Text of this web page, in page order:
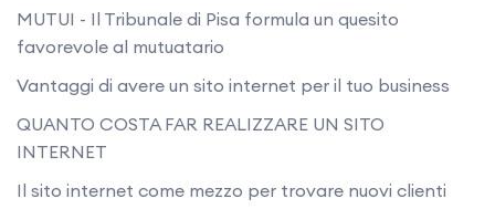
MUTUI - Il Tribunale di Pisa formula un quesito
favorevole al mutuatario
Vantaggi di avere un sito internet per il tuo business
QUANTO COSTA FAR REALIZZARE UN SITO
INTERNET
Il sito internet come mezzo per trovare nuovi clienti